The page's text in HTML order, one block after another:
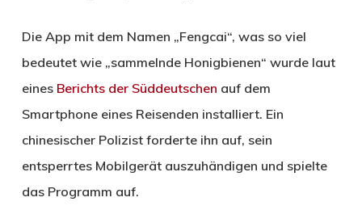
Die App mit dem Namen „Fengcai“, was so viel
bedeutet wie „sammelnde Honigbienen“ wurde laut
eines Berichts der Süddeutschen auf dem
Smartphone eines Reisenden installiert. Ein
chinesischer Polizist forderte ihn auf, sein
entsperrtes Mobilgerät auszuhändigen und spielte
das Programm auf.